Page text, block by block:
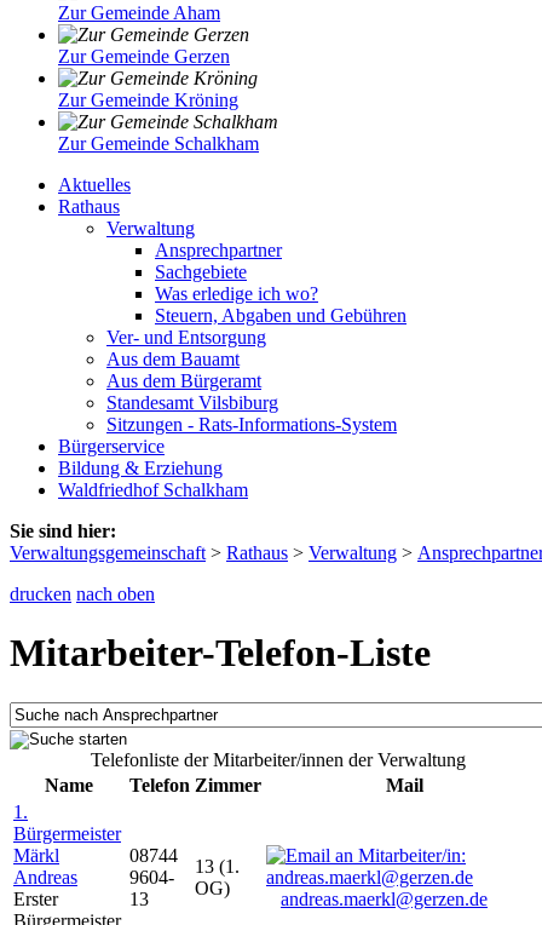
Zur Gemeinde Aham
Zur Gemeinde Gerzen
Zur Gemeinde Kröning
Zur Gemeinde Schalkham
Aktuelles
Rathaus
Verwaltung
Ansprechpartner
Sachgebiete
Was erledige ich wo?
Steuern, Abgaben und Gebühren
Ver- und Entsorgung
Aus dem Bauamt
Aus dem Bürgeramt
Standesamt Vilsbiburg
Sitzungen - Rats-Informations-System
Bürgerservice
Bildung & Erziehung
Waldfriedhof Schalkham
Sie sind hier:
Verwaltungsgemeinschaft > Rathaus > Verwaltung >
drucken nach oben
Mitarbeiter-Telefon-Liste
Telefonliste der Mitarbeiter/innen der Verwaltung
Name
Telefon Zimmer
Mail
1.
Bürgermeister
Märkl
Andreas
Erster
Bürgermeister
08744
9604-
13
13 (1.
OG)
andreas.maerkl@gerzen.de